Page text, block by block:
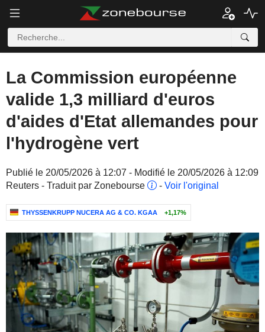
La Commission européenne
valide 1,3 milliard d'euros
d'aides d'Etat allemandes pour
l'hydrogène vert
Publié le 20/05/2026 à 12:07 - Modifié le 20/05/2026 à 12:09
Reuters - Traduit par Zonebourse
- Voir l'original
THYSSENKRUPP NUCERA AG & CO. KGAA +1,17%